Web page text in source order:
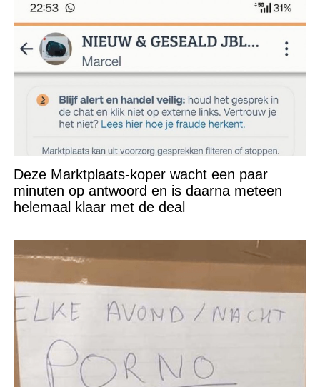
Deze Marktplaats-koper wacht een paar
minuten op antwoord en is daarna meteen
helemaal klaar met de deal